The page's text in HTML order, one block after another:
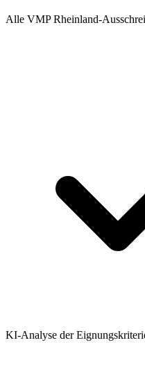
Alle VMP Rheinland-
KI-Analyse der